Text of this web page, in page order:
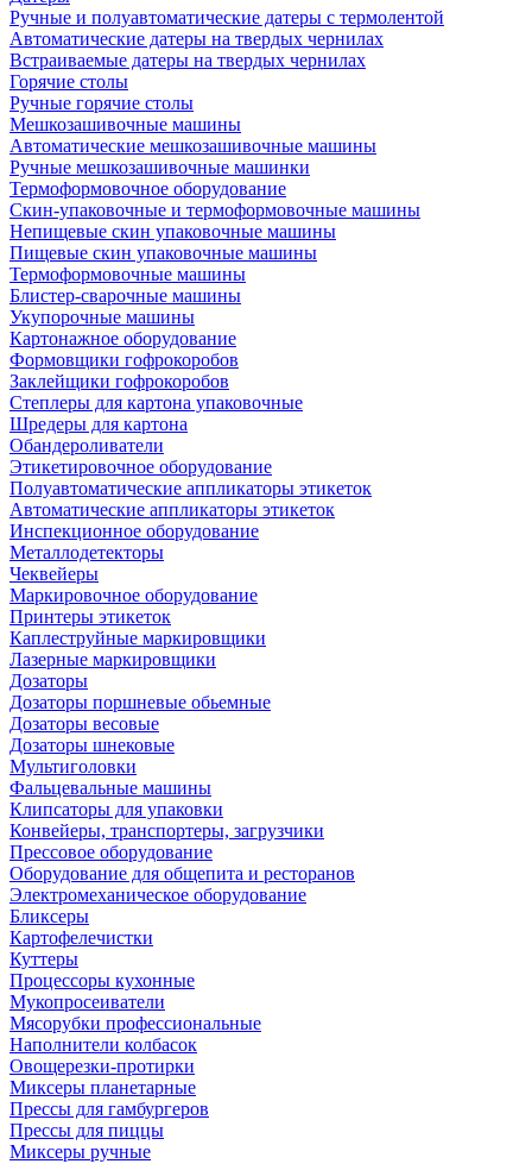
Ручные и полуавтоматические датеры с термолентой
Автоматические датеры на твердых чернилах
Встраиваемые датеры на твердых чернилах
Горячие столы
Ручные горячие столы
Мешкозашивочные машины
Автоматические мешкозашивочные машины
Ручные мешкозашивочные машинки
Термоформовочное оборудование
Скин-упаковочные и термоформовочные машины
Непищевые скин упаковочные машины
Пищевые скин упаковочные машины
Термоформовочные машины
Блистер-сварочные машины
Укупорочные машины
Картонажное оборудование
Формовщики гофрокоробов
Заклейщики гофрокоробов
Степлеры для картона упаковочные
Шредеры для картона
Обандероливатели
Этикетировочное оборудование
Полуавтоматические аппликаторы этикеток
Автоматические аппликаторы этикеток
Инспекционное оборудование
Металлодетекторы
Чеквейеры
Маркировочное оборудование
Принтеры этикеток
Каплеструйные маркировщики
Лазерные маркировщики
Дозаторы
Дозаторы поршневые обьемные
Дозаторы весовые
Дозаторы шнековые
Мультиголовки
Фальцевальные машины
Клипсаторы для упаковки
Конвейеры, транспортеры, загрузчики
Прессовое оборудование
Оборудование для общепита и ресторанов
Электромеханическое оборудование
Бликсеры
Картофелечистки
Куттеры
Процессоры кухонные
Мукопросеиватели
Мясорубки профессиональные
Наполнители колбасок
Овощерезки-протирки
Миксеры планетарные
Прессы для гамбургеров
Прессы для пиццы
Миксеры ручные